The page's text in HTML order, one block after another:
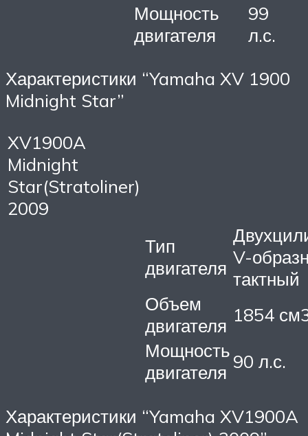
Мощность
двигателя
99
л.с.
Характеристики “Yamaha XV 1900
Midnight Star”
XV1900A
Midnight
Star(Stratoliner)
2009
Тип
двигателя V-
тактный
Объем
двигателя 1854
Мощность
двигателя 90 л.с.
Характеристики “Yamaha XV1900A